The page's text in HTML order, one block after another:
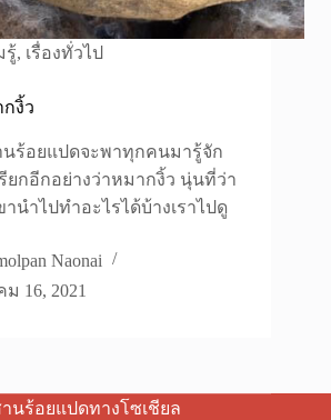
รู้, เรื่องทั่วไป
งิ้ว
ร้อยแปดจะพาทุกคนมารู้จัก
ยกอีกอย่างว่าหมากงิ้ว นุ่นที่ว่า
านำไปทำอะไรได้บ้างเราไปดู
Naonai
16, 2021
นร้อยแปดทางโซเชียล